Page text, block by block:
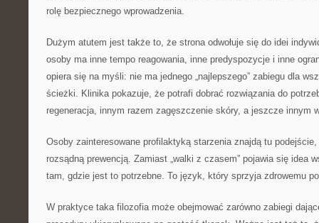
rolę bezpiecznego wprowadzenia.
Dużym atutem jest także to, że strona odwołuje się do idei
osoby ma inne tempo reagowania, inne predyspozycje i inne
opiera się na myśli: nie ma jednego „najlepszego” zabiegu dla
ścieżki. Klinika pokazuje, że potrafi dobrać rozwiązania do
regeneracja, innym razem zagęszczenie skóry, a jeszcze innym
Osoby zainteresowane profilaktyką starzenia znajdą tu
rozsądną prewencją. Zamiast „walki z czasem” pojawia się idea
tam, gdzie jest to potrzebne. To język, który sprzyja zdrowemu
W praktyce taka filozofia może obejmować zarówno zabiegi